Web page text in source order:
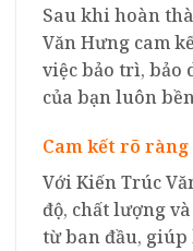
Sau khi hoàn
Văn Hưng cam
việc bảo trì, bảo
của bạn luôn
Cam kết rõ ràng
Với Kiến Trúc
độ, chất lượng
từ ban đầu,